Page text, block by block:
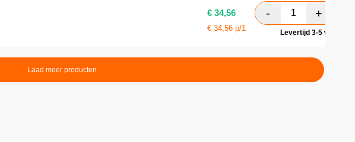
€ 34,56
€ 34,56 p/1 Levertijd 3-5
Laad meer producten